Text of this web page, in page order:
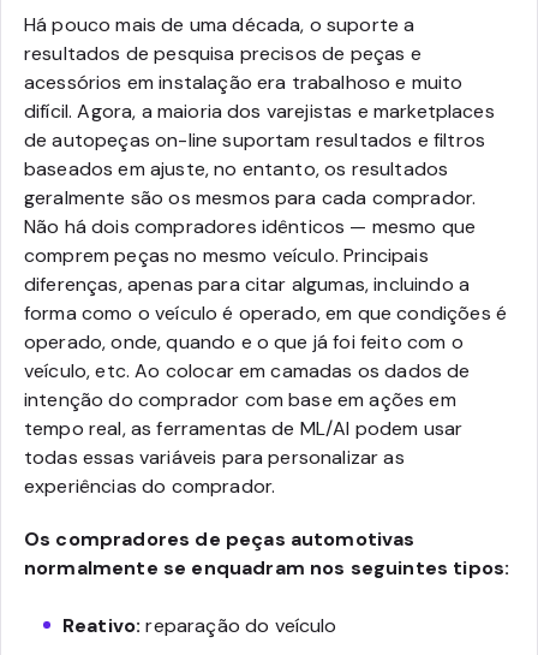
Há pouco mais de uma década, o suporte a
resultados de pesquisa precisos de peças e
acessórios em instalação era trabalhoso e muito
difícil. Agora, a maioria dos varejistas e marketplaces
de autopeças on-line suportam resultados e filtros
baseados em ajuste, no entanto, os resultados
geralmente são os mesmos para cada comprador.
Não há dois compradores idênticos — mesmo que
comprem peças no mesmo veículo. Principais
diferenças, apenas para citar algumas, incluindo a
forma como o veículo é operado, em que condições é
operado, onde, quando e o que já foi feito com o
veículo, etc. Ao colocar em camadas os dados de
intenção do comprador com base em ações em
tempo real, as ferramentas de ML/AI podem usar
todas essas variáveis para personalizar as
experiências do comprador.
Os compradores de peças automotivas
normalmente se enquadram nos seguintes tipos:
Reativo: reparação do veículo